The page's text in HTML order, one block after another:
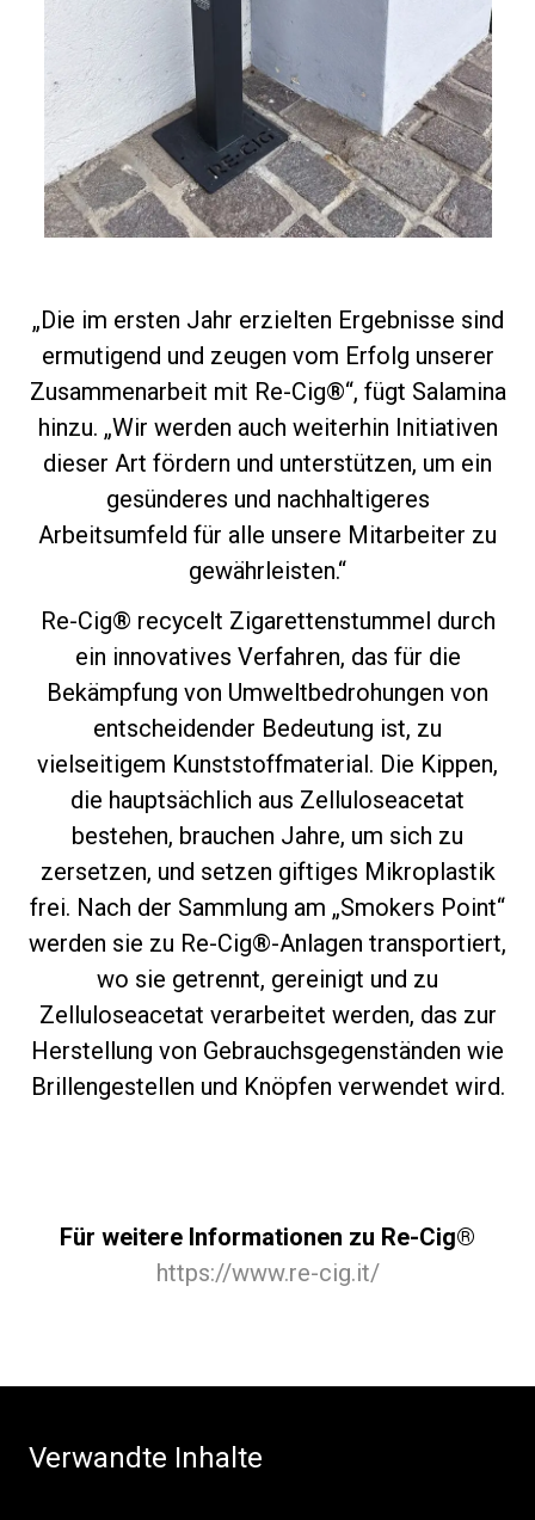
„Die im ersten Jahr erzielten Ergebnisse sind
ermutigend und zeugen vom Erfolg unserer
Zusammenarbeit mit Re-Cig®“, fügt Salamina
hinzu. „Wir werden auch weiterhin Initiativen
dieser Art fördern und unterstützen, um ein
gesünderes und nachhaltigeres
Arbeitsumfeld für alle unsere Mitarbeiter zu
gewährleisten.“
Re-Cig® recycelt Zigarettenstummel durch
ein innovatives Verfahren, das für die
Bekämpfung von Umweltbedrohungen von
entscheidender Bedeutung ist, zu
vielseitigem Kunststoffmaterial. Die Kippen,
die hauptsächlich aus Zelluloseacetat
bestehen, brauchen Jahre, um sich zu
zersetzen, und setzen giftiges Mikroplastik
frei. Nach der Sammlung am „Smokers Point“
werden sie zu Re-Cig®-Anlagen transportiert,
wo sie getrennt, gereinigt und zu
Zelluloseacetat verarbeitet werden, das zur
Herstellung von Gebrauchsgegenständen wie
Brillengestellen und Knöpfen verwendet wird.
Für weitere Informationen zu Re-Cig®
https://www.re-cig.it/
Verwandte Inhalte